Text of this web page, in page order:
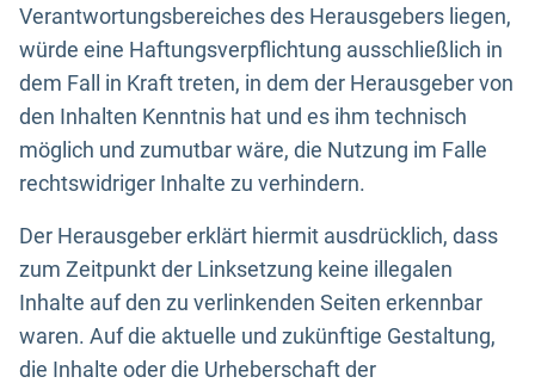
Verantwortungsbereiches des Herausgebers liegen,
würde eine Haftungsverpflichtung ausschließlich in
dem Fall in Kraft treten, in dem der Herausgeber von
den Inhalten Kenntnis hat und es ihm technisch
möglich und zumutbar wäre, die Nutzung im Falle
rechtswidriger Inhalte zu verhindern.
Der Herausgeber erklärt hiermit ausdrücklich, dass
zum Zeitpunkt der Linksetzung keine illegalen
Inhalte auf den zu verlinkenden Seiten erkennbar
waren. Auf die aktuelle und zukünftige Gestaltung,
die Inhalte oder die Urheberschaft der